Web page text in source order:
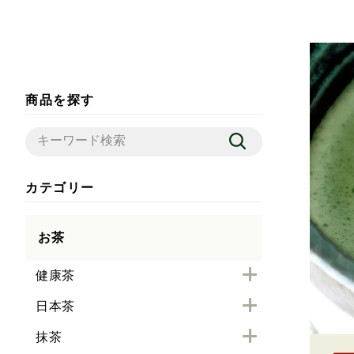
商品を探す
カテゴリー
お茶
健康茶
日本茶
抹茶